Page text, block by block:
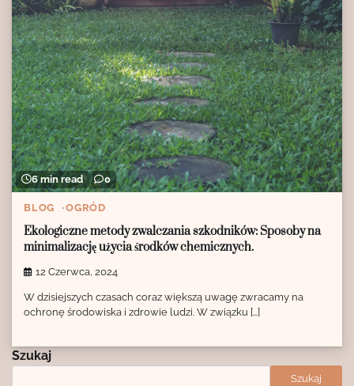
6 min read 0
BLOG OGRÓD
Ekologiczne metody zwalczania szkodników: Sposoby na
minimalizację użycia środków chemicznych.
12 Czerwca, 2024
W dzisiejszych czasach coraz większą uwagę zwracamy na
ochronę środowiska i zdrowie ludzi. W związku […]
Szukaj
Szukaj